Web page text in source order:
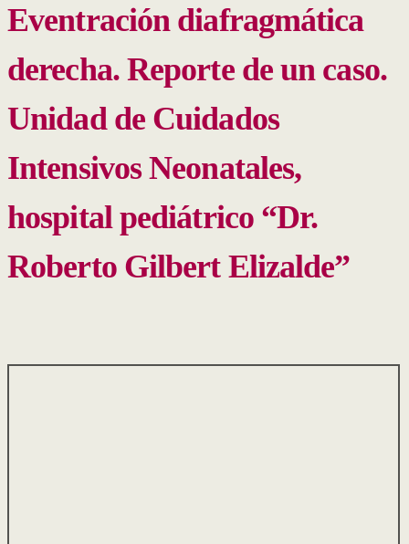
Eventración diafragmática
derecha. Reporte de un caso.
Unidad de Cuidados
Intensivos Neonatales,
hospital pediátrico “Dr.
Roberto Gilbert Elizalde”